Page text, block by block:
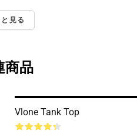
と見る
商品
Vlone Tank Top